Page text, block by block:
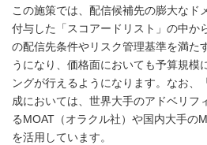
この施策では、配信候補先の膨大なド
付与した「スコアードリスト」の中か
の配信先条件やリスク管理基準を満た
うになり、価格面においても予算規模
ングが行えるようになります。なお、
成においては、世界大手のアドベリフ
るMOAT（オラクル社）や国内大手の
を活用しています。